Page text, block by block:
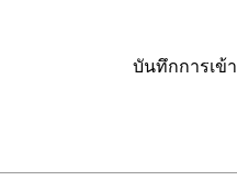
บันทึกการเข้า